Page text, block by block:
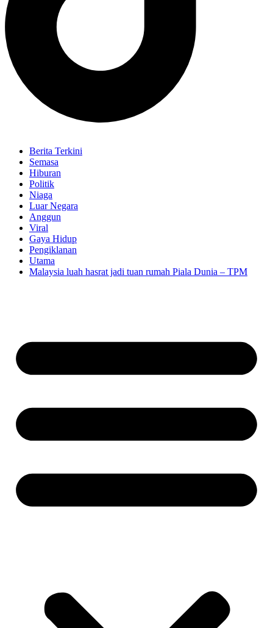
Berita Terkini
Semasa
Hiburan
Politik
Niaga
Luar Negara
Anggun
Viral
Gaya Hidup
Pengiklanan
Utama
Malaysia luah hasrat jadi tuan rumah Piala Dunia – TPM